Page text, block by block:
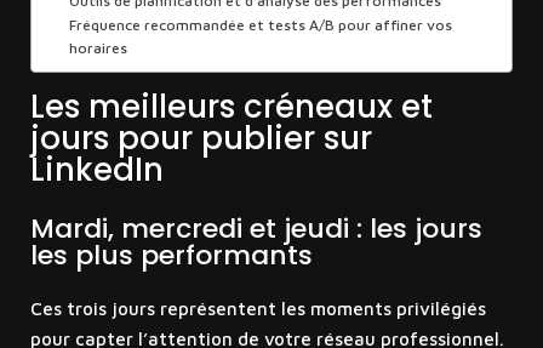
Fréquence recommandée et tests A/B pour affiner vos
horaires
Les meilleurs créneaux et
jours pour publier sur
LinkedIn
Mardi, mercredi et jeudi : les jours
les plus performants
Ces trois jours représentent les moments privilégiés
pour capter l’attention de votre réseau professionnel.